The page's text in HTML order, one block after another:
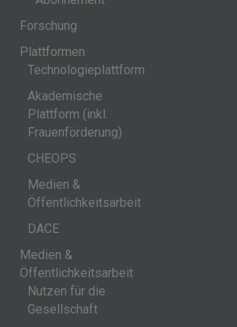
Forschung
Plattformen
Technologieplattform
Akademische
Plattform (inkl.
Frauenförderung)
CHEOPS
Medien &
Öffentlichkeitsarbeit
DACE
Medien &
Öffentlichkeitsarbeit
Nutzen für die
Gesellschaft